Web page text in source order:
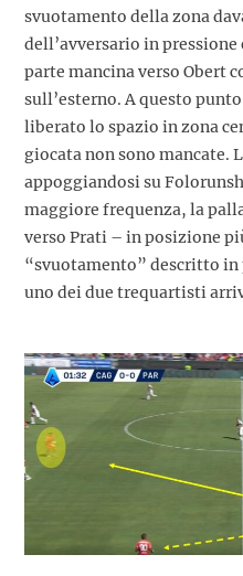
svuotamento della zona
dell’avversario in
parte mancina verso Obert
sull’esterno. A questo
liberato lo spazio in zona
giocata non sono mancate.
appoggiandosi su
maggiore frequenza, la
verso Prati – in posizione
“svuotamento” descritto in
uno dei due trequartisti